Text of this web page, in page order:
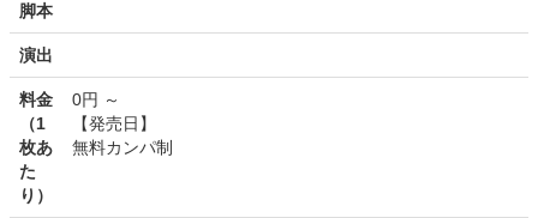
脚本
演出
料金
（1
枚あ
た
り）
0円 ～
【発売日】
無料カンパ制